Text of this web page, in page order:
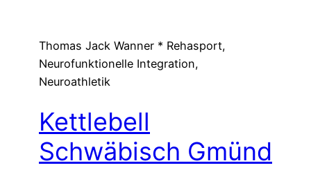
springenThomas Jack Wanner * Rehasport,
Neurofunktionelle Integration,
Neuroathletik
Kettlebell
Schwäbisch Gmünd